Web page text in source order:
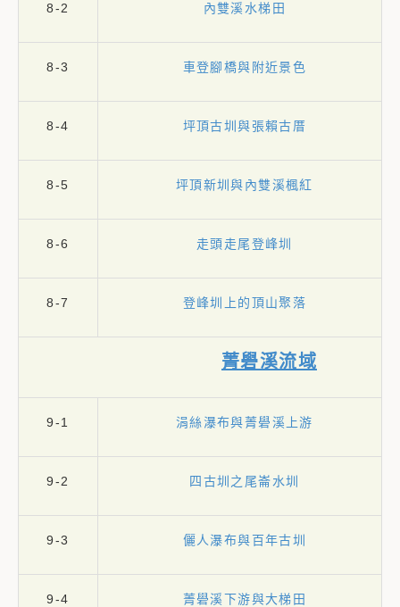
8-2 內雙溪水梯田
8-3 車登腳橋與附近景色
8-4 坪頂古圳與張賴古厝
8-5 坪頂新圳與內雙溪楓紅
8-6 走頭走尾登峰圳
8-7 登峰圳上的頂山聚落
菁礐溪流域
9-1 涓絲瀑布與菁礐溪上游
9-2 四古圳之尾崙水圳
9-3 儷人瀑布與百年古圳
9-4 菁礐溪下游與大梯田